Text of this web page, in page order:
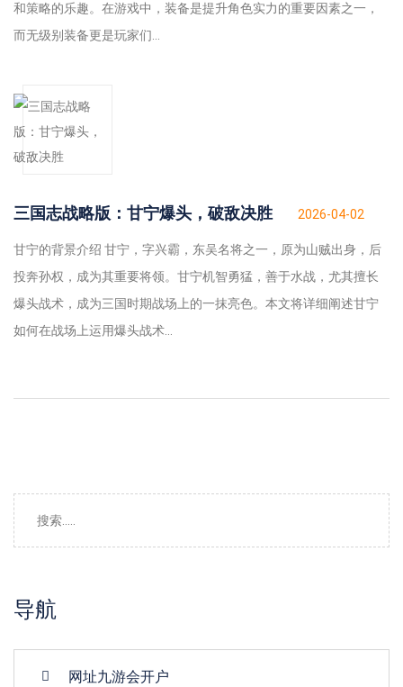
和策略的乐趣。在游戏中，装备是提升角色实力的重要因素之一，
而无级别装备更是玩家们...
三国志战略版：甘宁爆头，破敌决胜 2026-04-02
甘宁的背景介绍 甘宁，字兴霸，东吴名将之一，原为山贼出身，后
投奔孙权，成为其重要将领。甘宁机智勇猛，善于水战，尤其擅长
爆头战术，成为三国时期战场上的一抹亮色。本文将详细阐述甘宁
如何在战场上运用爆头战术...
导航
网址九游会开户